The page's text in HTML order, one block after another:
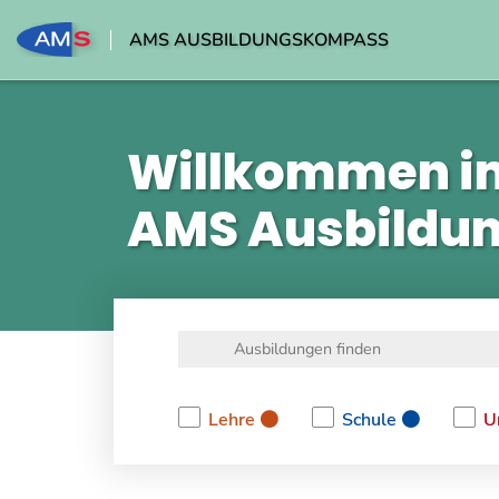
AMS AUSBILDUNGSKOMPASS
Willkommen
AMS
Lehre
Schule